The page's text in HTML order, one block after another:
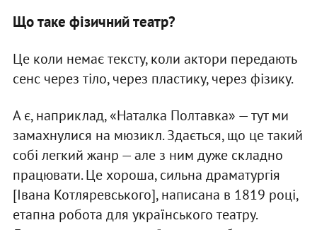
Що таке фізичний театр?
Це коли немає тексту, коли актори передають
сенс через тіло, через пластику, через фізику.
А є, наприклад, «Наталка Полтавка» — тут ми
замахнулися на мюзикл. Здається, що це такий
собі легкий жанр — але з ним дуже складно
працювати. Це хороша, сильна драматургія
[Івана Котляревського], написана в 1819 році,
етапна робота для українського театру.